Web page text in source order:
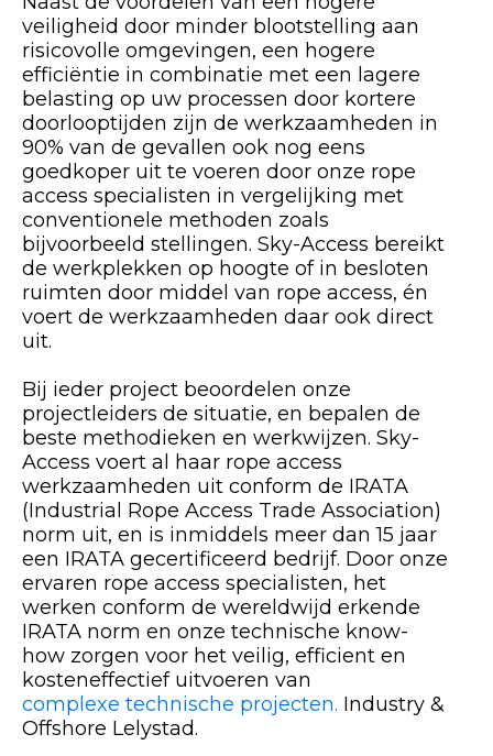
veiligheid door minder blootstelling aan
risicovolle omgevingen, een hogere
efficiëntie in combinatie met een lagere
belasting op uw processen door kortere
doorlooptijden zijn de werkzaamheden in
90% van de gevallen ook nog eens
goedkoper uit te voeren door onze rope
access specialisten in vergelijking met
conventionele methoden zoals
bijvoorbeeld stellingen. Sky-Access bereikt
de werkplekken op hoogte of in besloten
ruimten door middel van rope access, én
voert de werkzaamheden daar ook direct
uit.
Bij ieder project beoordelen onze
projectleiders de situatie, en bepalen de
beste methodieken en werkwijzen. Sky-
Access voert al haar rope access
werkzaamheden uit conform de IRATA
(Industrial Rope Access Trade Association)
norm uit, en is inmiddels meer dan 15 jaar
een IRATA gecertificeerd bedrijf. Door onze
ervaren rope access specialisten, het
werken conform de wereldwijd erkende
IRATA norm en onze technische know-
how zorgen voor het veilig, efficient en
kosteneffectief uitvoeren van
complexe technische projecten. Industry &
Offshore Lelystad.